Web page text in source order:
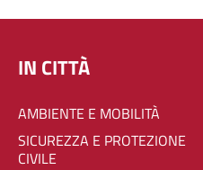
IN CITTÀ
AMBIENTE E MOBILITÀ
SICUREZZA E PROTEZIONE
CIVILE